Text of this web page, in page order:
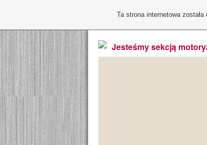
Jesteśmy sekcją
Ta strona internetowa